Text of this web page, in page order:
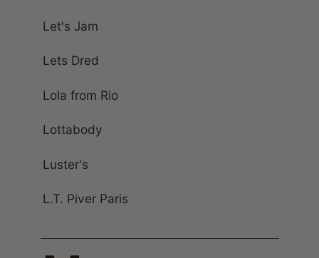
Let's Jam
Lets Dred
Lola from Rio
Lottabody
Luster's
L.T. Piver Paris